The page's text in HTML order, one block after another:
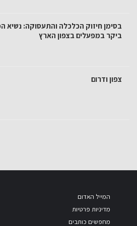
בסימן חיזוק הכלכלה והתעסוקה: נשיא
ביקר במפעלים בצפון הארץ
צפון ודרום
המייל האדום
מדיניות פרטיות
מחפשים כותבים